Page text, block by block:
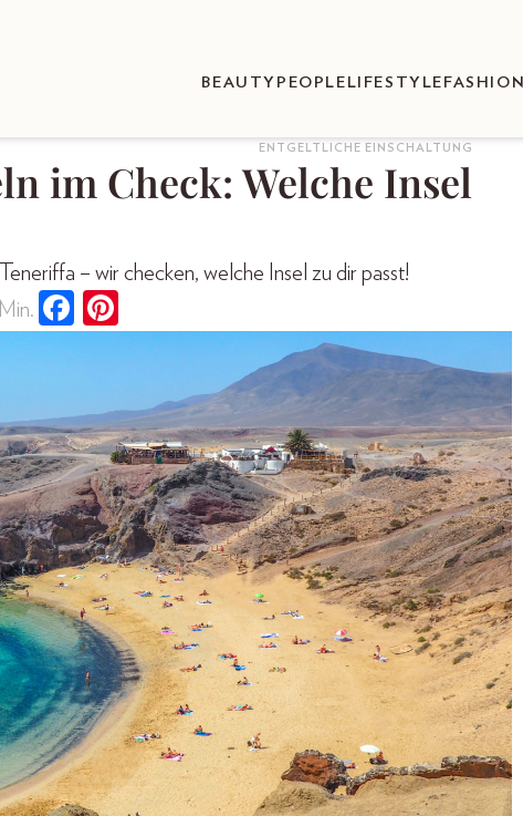
BEAUTY PEOPLE LIFESTYLE FASHION
ENTGELTLICHE EINSCHALTUNG
im Check: Welche Insel
– wir checken, welche Insel zu dir passt!